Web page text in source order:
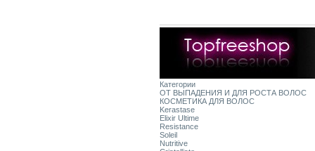
Категории
ОТ ВЫПАДЕНИЯ И ДЛЯ РОСТА ВОЛОС
КОСМЕТИКА ДЛЯ ВОЛОС
Kerastase
Elixir Ultime
Resistance
Soleil
Nutritive